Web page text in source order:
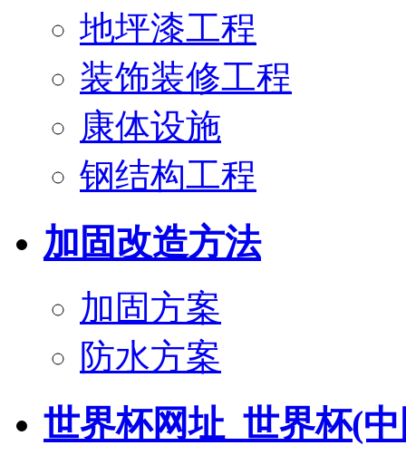
地坪漆工程
装饰装修工程
康体设施
钢结构工程
加固改造方法
加固方案
防水方案
世界杯网址_世界杯(